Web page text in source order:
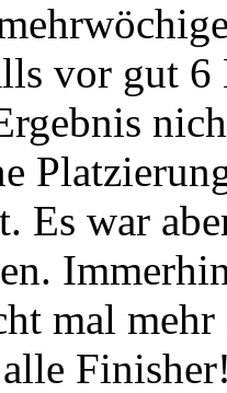
vor gut
Es war
mal